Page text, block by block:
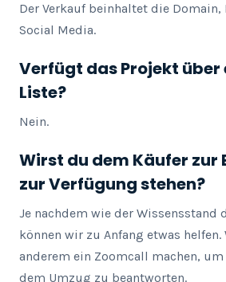
Der Verkauf beinhaltet die
Social Media.
Verfügt das Projekt über
Liste?
Nein.
Wirst du dem Käufer zur
zur Verfügung stehen?
Je nachdem wie der Wissensstand
können wir zu Anfang etwas
anderem ein Zoomcall machen, um
dem Umzug zu beantworten.